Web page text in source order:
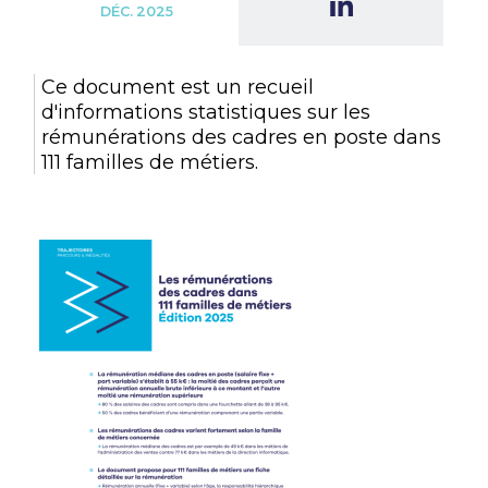
DÉC. 2025
Ce document est un recueil
d'informations statistiques sur les
rémunérations des cadres en poste dans
111 familles de métiers.